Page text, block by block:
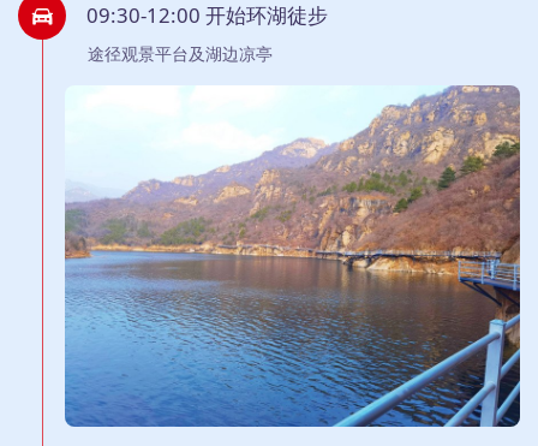
09:30-12:00 开始环湖徒步
途径观景平台及湖边凉亭